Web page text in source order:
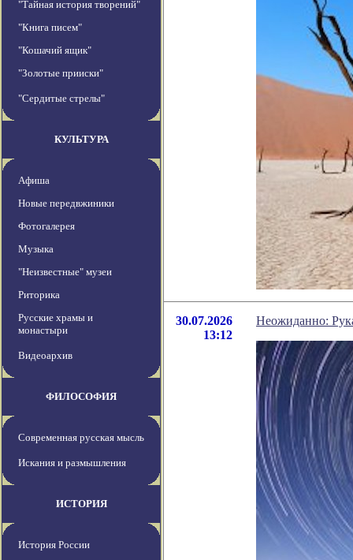
"Тайная история творений"
"Книга писем"
"Кошачий ящик"
"Золотые прииски"
"Сердитые стрелы"
КУЛЬТУРА
Афиша
Новые передвжиники
Фотогалерея
Музыка
"Неизвестные" музеи
Риторика
Русские храмы и
монастыри
Видеоархив
ФИЛОСОФИЯ
Современная русская мысль
Искания и размышления
ИСТОРИЯ
История России
30.07.2026
13:12
Неожиданно: